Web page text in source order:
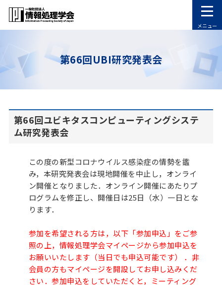
メニュー
第66回UBI研究発表会
第66回ユビキタスコンピューティングシステ
ム研究発表会
この度の新型コロナウイルス感染症の情勢を鑑
み，本研究発表会は現地開催を中止し，オンライ
ン開催となりました．オンライン開催にあたりプ
ログラムを修正し、開催日は25日（水）一日とな
ります．
参加を希望される方は，以下「参加申込」をご参
照の上，情報処理学会マイページから参加申込を
お願いいたします（当日でも申込可能です） ．非
会員の方もマイページを開設してお申し込みくだ
さい．参加申込をしていただくと， ミーティング